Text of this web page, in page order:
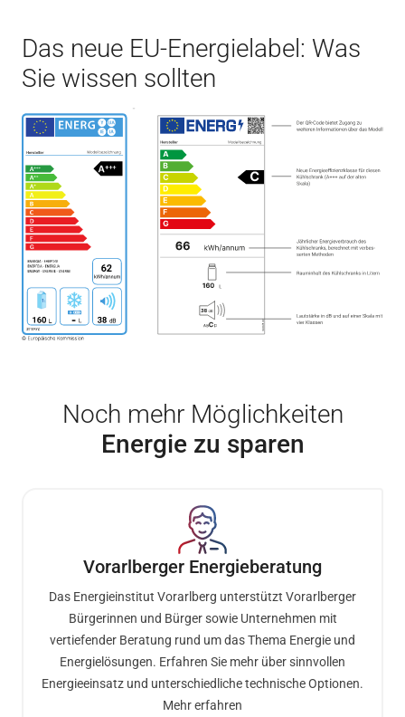
Das neue EU-Energielabel: Was
Sie wissen sollten
Noch mehr Möglichkeiten
Energie zu sparen
Vorarlberger Energieberatung
Das Energieinstitut Vorarlberg unterstützt Vorarlberger
Bürgerinnen und Bürger sowie Unternehmen mit
vertiefender Beratung rund um das Thema Energie und
Energielösungen. Erfahren Sie mehr über sinnvollen
Energieeinsatz und unterschiedliche technische Optionen.
Mehr erfahren